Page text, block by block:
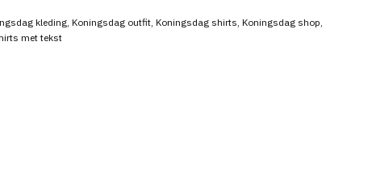
kleding,Koningsdag outfit,Koningsdag shirts,Koningsdag shop,
met tekst